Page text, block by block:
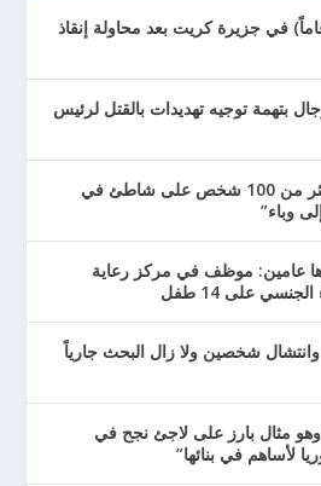
امرأة هولندية (42 عاماً) في جزيرة كريت بعد محاولة إنقاذ
بتهمة توجيه تهديدات بالقتل لرئيس
قنديل بحر ملون يلسع أكثر من 100 شخص على شاطئ في
وباء”
عامين: موظف في مركز رعاية
على 14 طفل
شخصين ولا زال البحث جارياً
مثال بارز على لاجئ نجح في
لأساهم في بنائها”